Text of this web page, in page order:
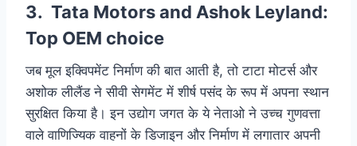
3. Tata Motors and Ashok Leyland:
Top OEM choice
जब मूल इक्विपमेंट निर्माण की बात आती है, तो टाटा मोटर्स और
अशोक लीलैंड ने सीवी सेगमेंट में शीर्ष पसंद के रूप में अपना स्थान
सुरक्षित किया है। इन उद्योग जगत के ये नेताओ ने उच्च गुणवत्ता
वाले वाणिज्यिक वाहनों के डिजाइन और निर्माण में लगातार अपनी